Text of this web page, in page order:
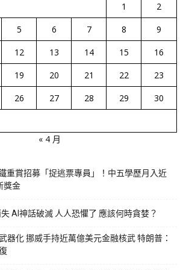
1
2
5 6 7 8
9
12 13 14 15
16
19 20 21 22
23
26 27 28 29
30
« 4 月
重賞招募「捉逃票專員」！中五學歷月入近
獎金
AI神話破滅 人人恐懼了 應該何時貪婪？
器化 挪威手持近萬億美元金融核武 特朗普：